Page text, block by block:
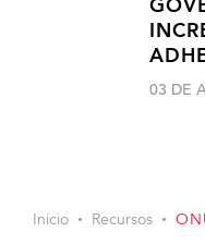
03 DE
Inicio Recursos